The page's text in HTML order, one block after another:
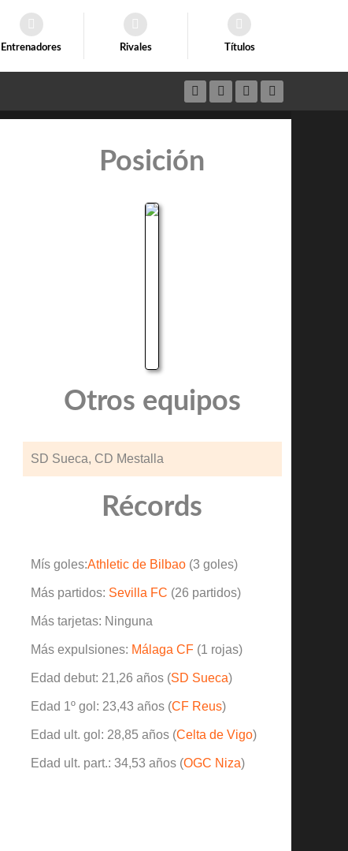
Entrenadores Rivales Títulos
Posición
Otros equipos
SD Sueca, CD Mestalla
Récords
Mís goles:Athletic de Bilbao(3 goles)
Más partidos: Sevilla FC (26 partidos)
Más tarjetas: Ninguna
Más expulsiones: Málaga CF(1 rojas)
Edad debut: 21,26 años (SD Sueca)
Edad 1º gol: 23,43 años (CF Reus)
Edad ult. gol: 28,85 años (Celta de Vigo)
Edad ult. part.: 34,53 años (OGC Niza)